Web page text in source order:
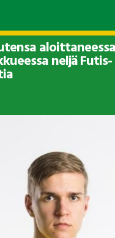
neljä Futis-